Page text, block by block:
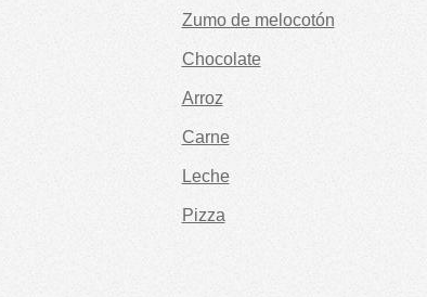
Zumo de melocotón
Chocolate
Arroz
Carne
Leche
Pizza